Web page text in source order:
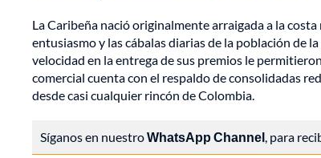
La Caribeña nació originalmente arraigada a la
entusiasmo y las cábalas diarias de la población de
velocidad en la entrega de sus premios le
comercial cuenta con el respaldo de consolidadas
desde casi cualquier rincón de Colombia.
Síganos en nuestroWhatsApp Channel, para